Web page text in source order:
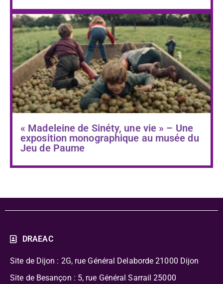
« Madeleine de Sinéty, une vie » – Une
exposition monographique au musée du
Jeu de Paume
DRAEAC
Site de Dijon : 2G, rue Général Delaborde 21000 Dijon
Site de Besançon : 5, rue Général Sarrail 25000